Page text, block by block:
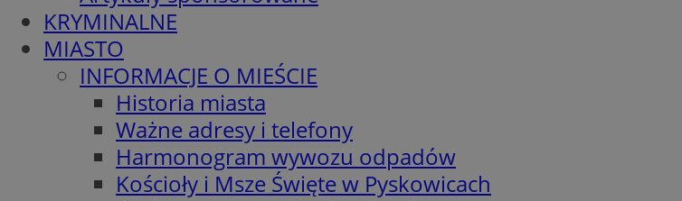
KRYMINALNE
MIASTO
INFORMACJE O MIEŚCIE
Historia miasta
Ważne adresy i telefony
Harmonogram wywozu odpadów
Kościoły i Msze Święte w Pyskowicach